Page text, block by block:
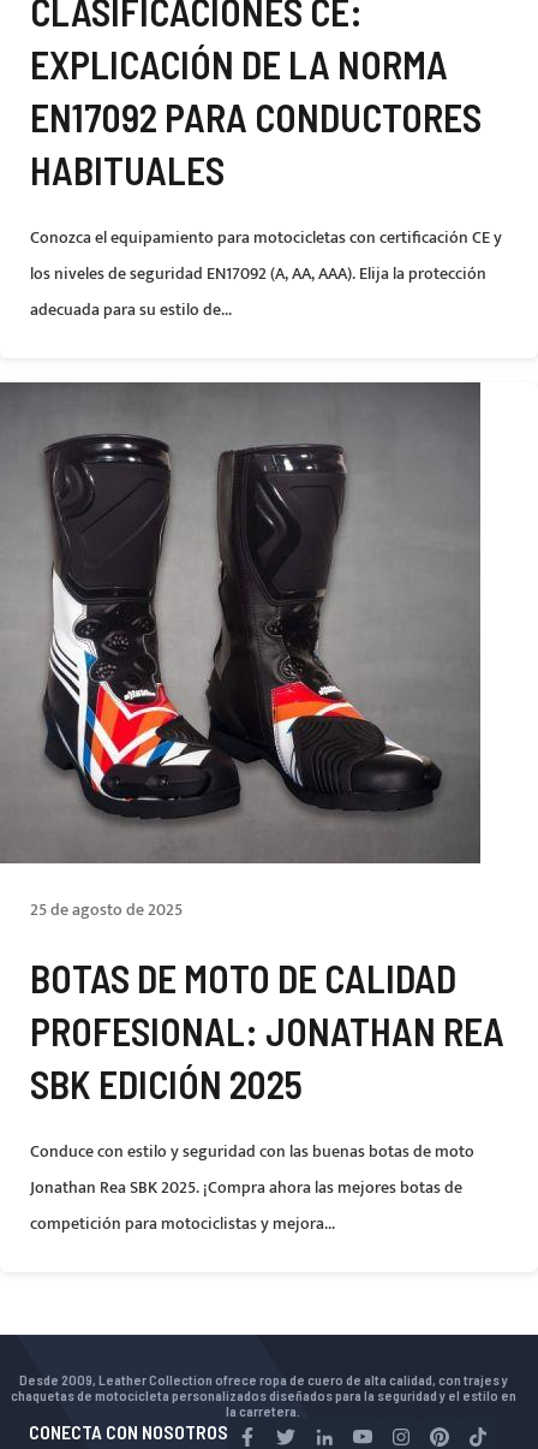
CLASIFICACIONES CE:
EXPLICACIÓN DE LA NORMA
EN17092 PARA CONDUCTORES
HABITUALES
Conozca el equipamiento para motocicletas con certificación CE y
los niveles de seguridad EN17092 (A, AA, AAA). Elija la protección
adecuada para su estilo de...
25 de agosto de 2025
BOTAS DE MOTO DE CALIDAD
PROFESIONAL: JONATHAN REA
SBK EDICIÓN 2025
Conduce con estilo y seguridad con las buenas botas de moto
Jonathan Rea SBK 2025. ¡Compra ahora las mejores botas de
competición para motociclistas y mejora...
Desde 2009, Leather Collection ofrece ropa de cuero de alta calidad, con trajes y
chaquetas de motocicleta personalizados diseñados para la seguridad y el estilo en
la carretera.
CONECTA CON NOSOTROS